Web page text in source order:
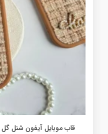
قاب موبایل آیفون شنل